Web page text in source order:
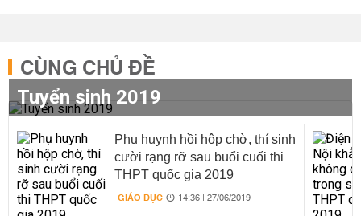
CÙNG CHỦ ĐỀ
Tuyển sinh 2019
Phụ huynh hồi hộp chờ, thí sinh
cười rạng rỡ sau buổi cuối thi
THPT quốc gia 2019
GIÁO DỤC 14:36 | 27/06/2019